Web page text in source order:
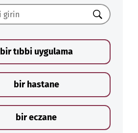
Ara
bir tıbbi uygulama
bir hastane
bir eczane